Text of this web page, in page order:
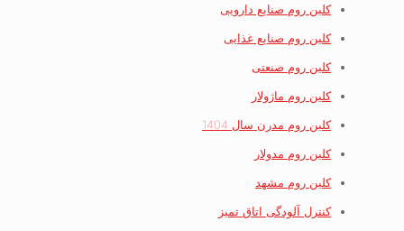
کلین روم صنایع دارویی
کلین روم صنایع غذایی
کلین روم صنعتی
کلین روم ماژولار
کلین روم مدرن سال 1404
کلین روم مدولار
کلین روم مشهد
کنترل آلودگی اتاق تمیز